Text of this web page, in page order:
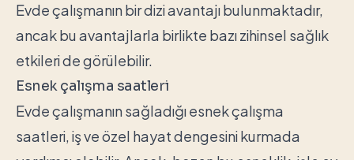
Evde çalışmanın bir dizi avantajı bulunmaktadır,
ancak bu avantajlarla birlikte bazı zihinsel sağlık
etkileri de görülebilir.
Esnek çalışma saatleri
Evde çalışmanın sağladığı esnek çalışma
saatleri, iş ve özel hayat dengesini kurmada